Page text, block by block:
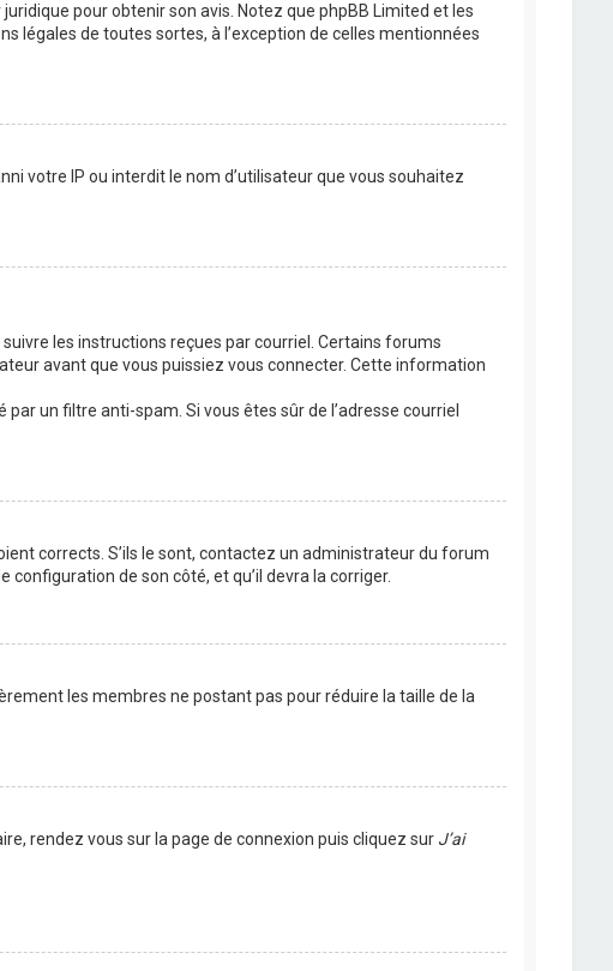
pour obtenir son avis. Notez que phpBB Limited et les
légales de toutes sortes, à l’exception de celles mentionnées
votre IP ou interdit le nom d’utilisateur que vous souhaitez
les instructions reçues par courriel. Certains forums
avant que vous puissiez vous connecter. Cette information
un filtre anti-spam. Si vous êtes sûr de l’adresse courriel
corrects. S’ils le sont, contactez un administrateur du forum
de son côté, et qu’il devra la corriger.
les membres ne postant pas pour réduire la taille de la
rendez vous sur la page de connexion puis cliquez sur J’ai